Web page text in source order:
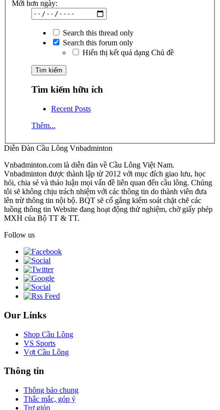
Mới hơn ngày:
Search this thread only
Search this forum only
Hiển thị kết quả dạng Chủ đề
Tìm kiếm hữu ích
Recent Posts
Thêm...
Diễn Đàn Cầu Lông Vnbadminton
Vnbadminton.com là diễn đàn về Cầu Lông Việt Nam.
Vnbadminton được thành lập từ 2012 với mục đích giao lưu, học
hỏi, chia sẻ và thảo luận mọi vấn đề liên quan đến cầu lông. Chúng
tôi sẽ không chịu trách nhiệm với các thông tin do thành viên đưa
lên trừ thông tin nội bộ. BQT sẽ cố gắng kiểm soát chặt chẽ các
luồng thông tin Website đang hoạt động thử nghiệm, chờ giấy phép
MXH của Bộ TT & TT.
Follow us
Our Links
Shop Cầu Lông
VS Sports
Vợt Cầu Lông
Thông tin
Thông báo chung
Thắc mắc, góp ý
Trợ giúp